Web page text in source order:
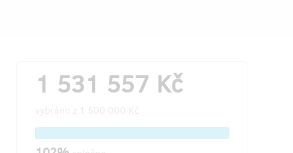
1 531 557 Kč